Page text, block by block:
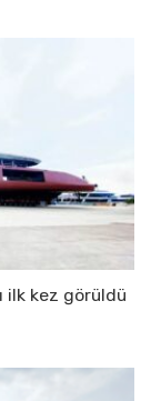
ilk kez görüldü